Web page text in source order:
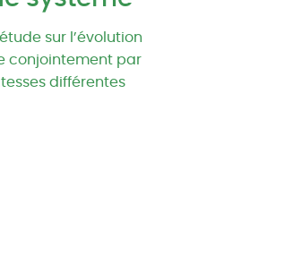
sur l’évolution
conjointement par
différentes